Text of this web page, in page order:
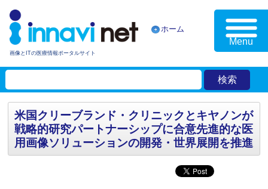
画像とITの医療情報ポータルサイト
ホーム
Menu
米国クリーブランド・クリニックとキヤノンが
戦略的研究パートナーシップに合意先進的な医
用画像ソリューションの開発・世界展開を推進